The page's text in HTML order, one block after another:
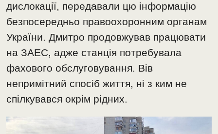
дислокації, передавали цю інформацію
безпосередньо правоохоронним органам
України. Дмитро продовжував працювати
на ЗАЕС, адже станція потребувала
фахового обслуговування. Вів
непримітний спосіб життя, ні з ким не
спілкувався окрім рідних.